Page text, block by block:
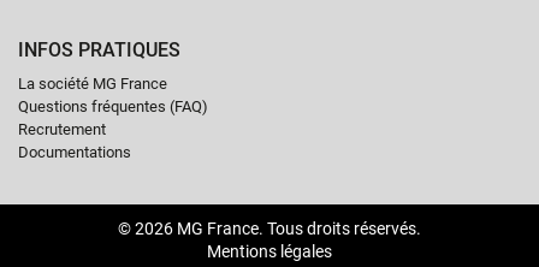
INFOS PRATIQUES
La société MG France
Questions fréquentes (FAQ)
Recrutement
Documentations
© 2026 MG France. Tous droits réservés.
Mentions légales